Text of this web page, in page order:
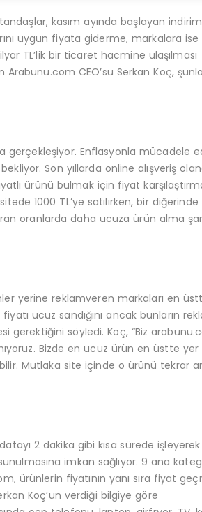
kasım ayında başlayan indirim
uygun fiyata giderme, markalara ise
TL’lik bir ticaret hacmine ulaşılması
CEO’su Serkan Koç,
gerçekleşiyor. Enflasyonla mücadele
Son yıllarda online alışveriş
ürünü bulmak için fiyat
1000 TL’ye satılırken, bir diğerinde
oranlarda daha ucuza ürün alma
yerine reklamveren markaları en
ucuz sandığını ancak bunların
gerektiğini söyledi. Koç, “Biz
Bizde en ucuz ürün en üstte yer
Mutlaka site içinde o ürünü tekrar
2 dakika gibi kısa sürede
imkan sağlıyor. 9 ana
ürünlerin fiyatının yanı sıra fiyat
Koç’un verdiği bilgiye göre